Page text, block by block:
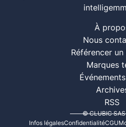
À
Nous
Référencer un
Marques
RSS
© CLUBIC
Infos légalesConfidentialitéCGU